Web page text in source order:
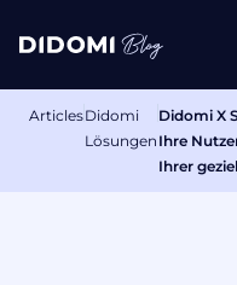
ArticlesDidomi
Lösungen
Didomi X
Ihre
Ihrer